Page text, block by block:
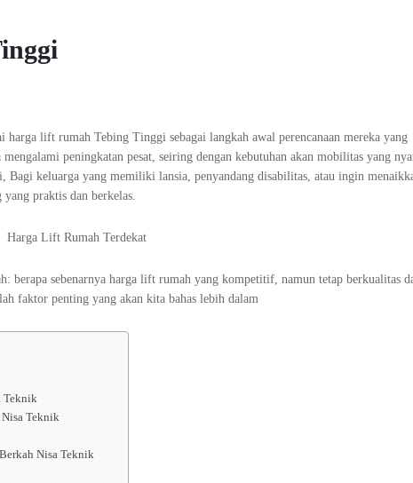
lift rumah Tebing Tinggi sebagai langkah awal perencanaan mereka yang
peningkatan pesat, seiring dengan kebutuhan akan mobilitas yang
Bagi keluarga yang memiliki lansia, penyandang disabilitas, atau ingin
praktis dan berkelas.
berapa sebenarnya harga lift rumah yang kompetitif, namun tetap berkualitas
faktor penting yang akan kita bahas lebih dalam
Teknik
Teknik
Nisa Teknik